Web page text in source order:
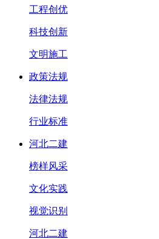
工程创优
科技创新
文明施工
政策法规
法律法规
行业标准
河北二建
榜样风采
文化实践
视觉识别
河北二建